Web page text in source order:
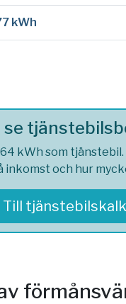
kWh
se
kWh som
inkomst och hur
Till